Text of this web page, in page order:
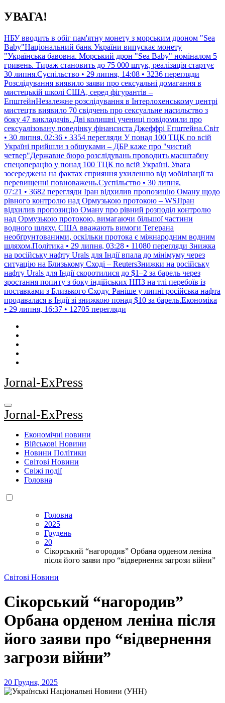
Перейти
до
УВАГА!
НБУ вводить в обіг пам'ятну монету з морським дроном "Sea
Baby"Національний банк України випускає монету
"Українська бавовна. Морський дрон "Sea Baby" номіналом 5
гривень. Тираж становить до 75 000 штук, реалізація стартує
30 липня.Суспільство • 29 липня, 14:08 • 3236 перегляди
Розслідування виявило заяви про сексуальні домагання в
мистецькій школі США, серед фігурантів –
ЕпштейнНезалежне розслідування в Інтерлохенському центрі
мистецтв виявило 70 свідчень про сексуальне насильство з
боку 47 викладачів. Дві колишні учениці повідомили про
сексуалізовану поведінку фінансиста Джеффрі Епштейна.Світ
• 30 липня, 02:36 • 3354 перегляди У понад 100 ТЦК по всій
Україні прийшли з обшуками – ДБР каже про "чистий
четвер"Державне бюро розслідувань проводить масштабну
спецоперацію у понад 100 ТЦК по всій Україні. Увага
зосереджена на фактах сприяння ухиленню від мобілізації та
перевищенні повноважень.Суспільство • 30 липня,
07:21 • 3682 перегляди Іран відхилив пропозицію Оману щодо
рівного контролю над Ормузькою протокою – WSJІран
відхилив пропозицію Оману про рівний розподіл контролю
над Ормузькою протокою, вимагаючи більшої частини
водного шляху. США вважають вимоги Тегерана
необґрунтованими, оскільки протока є міжнародним водним
шляхом.Політика • 29 липня, 03:28 • 11080 перегляди Знижка
на російську нафту Urals для Індії впала до мінімуму через
ситуацію на Близькому Сході – ReutersЗнижки на російську
нафту Urals для Індії скоротилися до $1–2 за барель через
зростання попиту з боку індійських НПЗ на тлі перебоїв із
поставками з Близького Сходу. Раніше у липні російська нафта
продавалася в Індії зі знижкою понад $10 за барель.Економіка
• 29 липня, 16:37 • 12705 перегляди
Jornal-ExPress
Jornal-ExPress
Економічні новини
Військові Новини
Новини Політики
Світові Новини
Свіжі події
Головна
Головна
2025
Грудень
20
Сікорський “нагородив” Орбана орденом леніна
після його заяви про “відвернення загрози війни”
Світові Новини
Сікорський “нагородив”
Орбана орденом леніна після
його заяви про “відвернення
загрози війни”
20 Грудня, 2025